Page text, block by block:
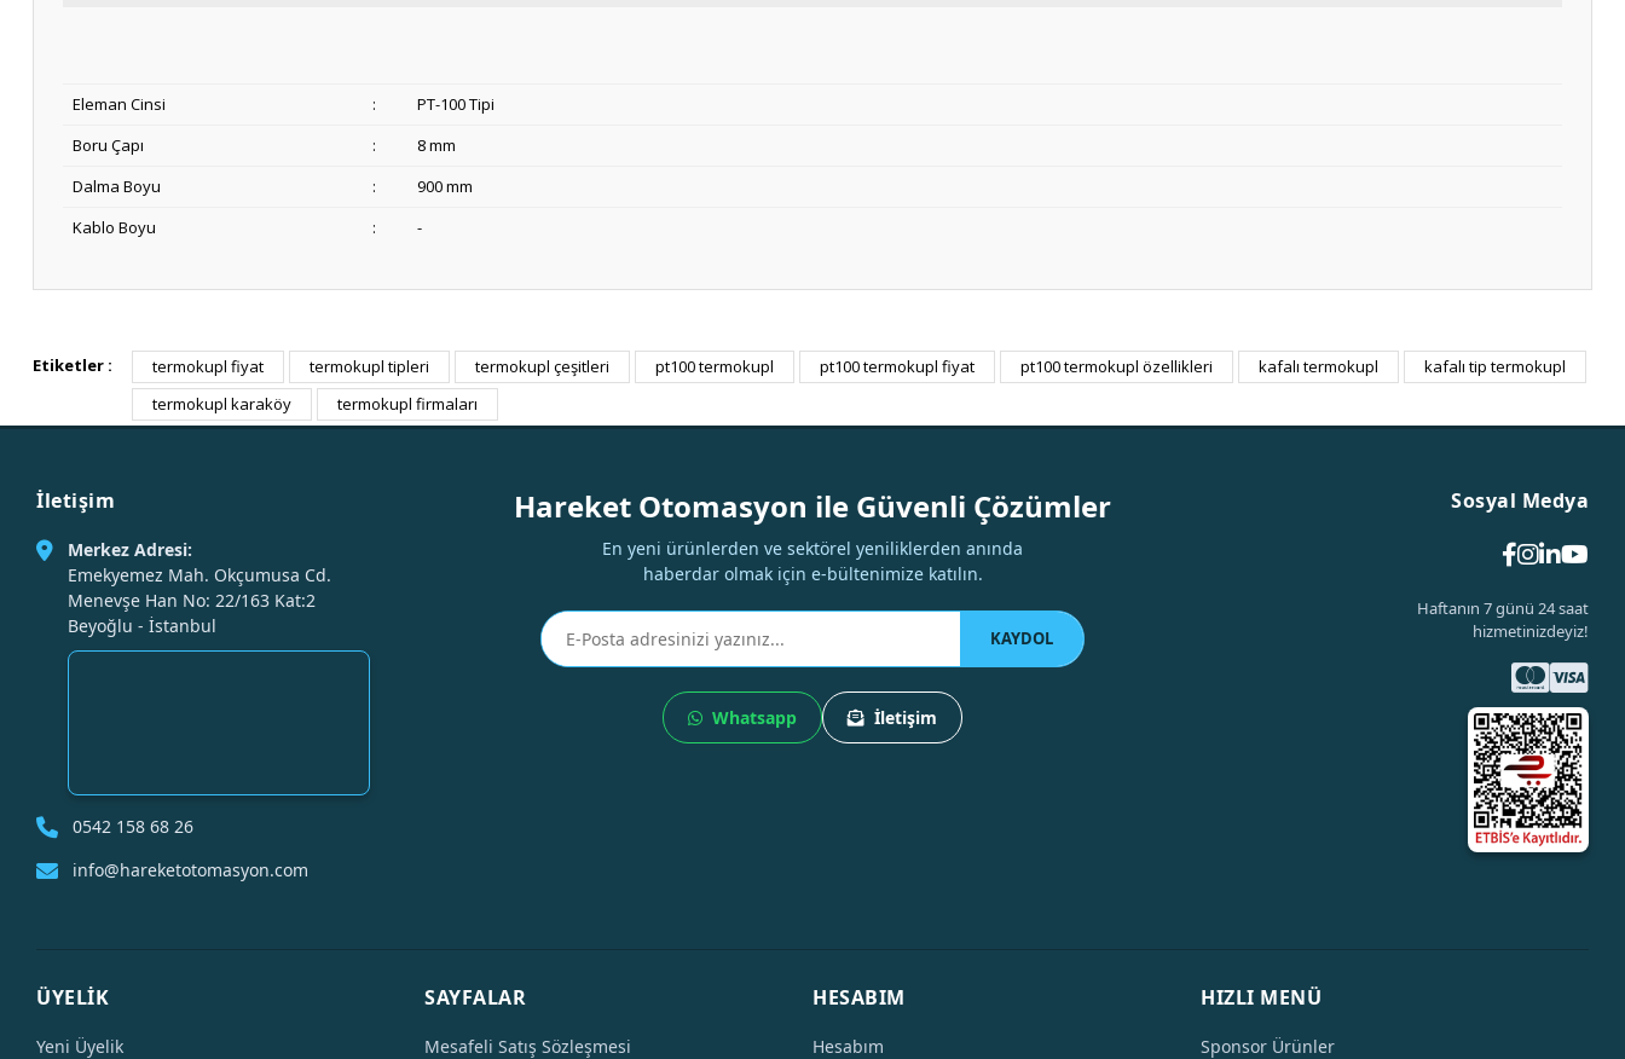
Eleman Cinsi :
PT-100 Tipi
Boru Çapı
:
8 mm
Dalma Boyu
:
900 mm
Kablo Boyu
: -
Bu ürüne ilk yorumu siz yapın!
Etiketler : termokupl fiyat termokupl tipleri termokupl çeşitleri pt100 termokupl pt100 termokupl fiyat pt100 termokupl özellikleri kafalı termokupl
kafalı tip termokupl
termokupl karaköy
termokupl firmaları
İletişim
Merkez Adresi:
Emekyemez Mah. Okçumusa Cd.
Menevşe Han No: 22/163 Kat:2
Beyoğlu - İstanbul
0542 158 68 26
info@hareketotomasyon.com
Hareket Otomasyon ile Güvenli Çözümler
En yeni ürünlerden ve sektörel yeniliklerden anında
haberdar olmak için e-bültenimize katılın.
KAYDOL
Whatsapp İletişim
Sosyal Medya
Haftanın 7 günü 24 saat
hizmetinizdeyiz!
ÜYELİK
Yeni Üyelik
SAYFALAR
Mesafeli Satış Sözleşmesi
HESABIM
Hesabım
HIZLI MENÜ
Sponsor Ürünler